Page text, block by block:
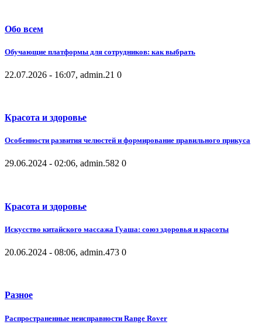
Обо всем
Обучающие платформы для сотрудников: как выбрать
22.07.2026 - 16:07, admin.21 0
Красота и здоровье
Особенности развития челюстей и формирование правильного прикуса
29.06.2024 - 02:06, admin.582 0
Красота и здоровье
Искусство китайского массажа Гуаша: союз здоровья и красоты
20.06.2024 - 08:06, admin.473 0
Разное
Распространенные неисправности Range Rover